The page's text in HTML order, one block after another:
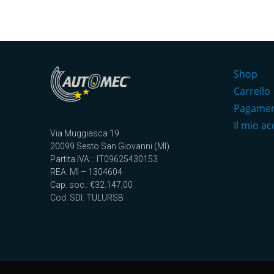
Via Muggiasca 19
20099 Sesto San Giovanni (MI)
Partita IVA: : IT09625430153
REA: MI – 1304604
Cap. soc.: €32.147,00
Cod. SDI: TULURSB
Shop
Carrello
Il mio